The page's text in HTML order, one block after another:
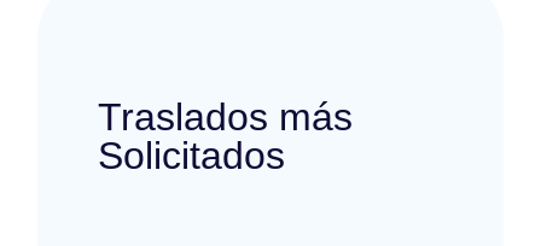
Traslados más
Solicitados